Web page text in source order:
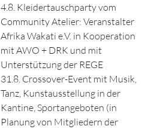
4.8. Kleidertauschparty vom
Community Atelier: Veranstalter
Afrika Wakati e.V. in Kooperation
mit AWO + DRK und mit
Unterstützung der REGE
31.8. Crossover-Event mit Musik,
Tanz, Kunstausstellung in der
Kantine, Sportangeboten (in
Planung von Mitgliedern der